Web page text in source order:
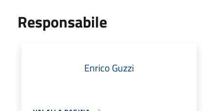
Responsabile
Enrico Guzzi